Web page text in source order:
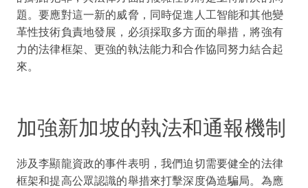
題。要應對這一新的威脅，同時促進人工智能和其他變
革性技術負責地發展，必須採取多方面的舉措，將強有
力的法律框架、更強的執法能力和合作協同努力結合起
來。
加強新加坡的執法和通報機制
涉及李顯龍資政的事件表明，我們迫切需要健全的法律
框架和提高公眾認識的舉措來打擊深度偽造騙局。為應